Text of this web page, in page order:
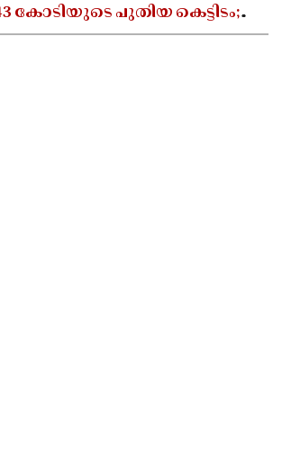
കോടിയുടെ പുതിയ കെട്ടിടം;